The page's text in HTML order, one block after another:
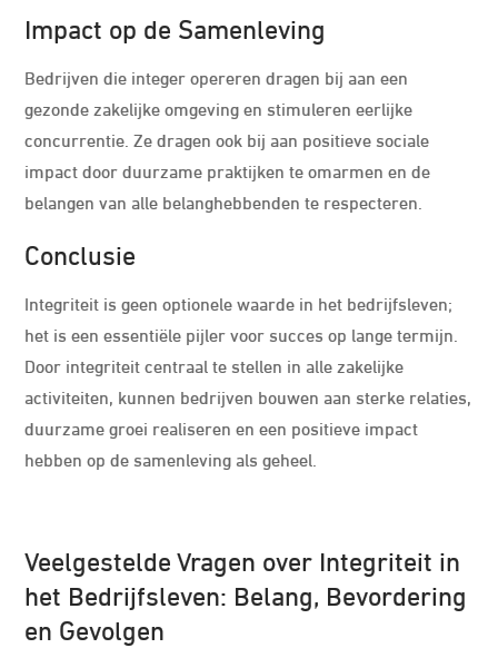
Impact op de Samenleving
Bedrijven die integer opereren dragen bij aan een
gezonde zakelijke omgeving en stimuleren eerlijke
concurrentie. Ze dragen ook bij aan positieve sociale
impact door duurzame praktijken te omarmen en de
belangen van alle belanghebbenden te respecteren.
Conclusie
Integriteit is geen optionele waarde in het bedrijfsleven;
het is een essentiële pijler voor succes op lange termijn.
Door integriteit centraal te stellen in alle zakelijke
activiteiten, kunnen bedrijven bouwen aan sterke relaties,
duurzame groei realiseren en een positieve impact
hebben op de samenleving als geheel.
Veelgestelde Vragen over Integriteit in
het Bedrijfsleven: Belang, Bevordering
en Gevolgen